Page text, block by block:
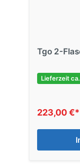
Tgo 2-
Lieferzeit
223,00 €*